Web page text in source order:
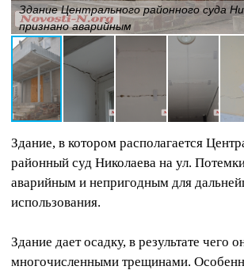
Здание Центрального районного суда
признано аварийным
Здание, в котором располагается
районный суд Николаева на ул.
аварийным и непригодным для
использования.
Здание дает осадку, в результате чего
многочисленными трещинами.